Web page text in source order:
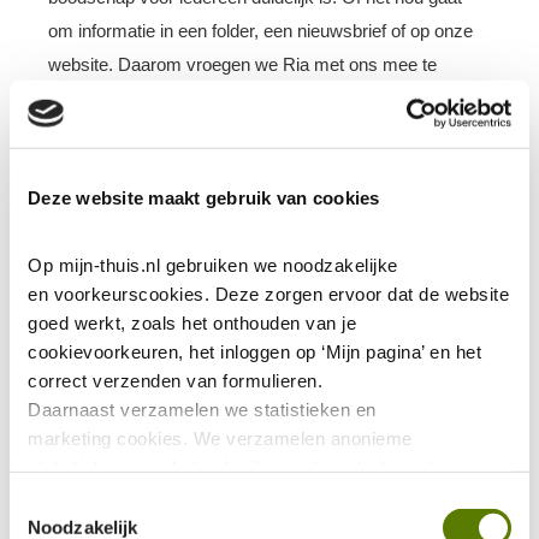
Deze website maakt gebruik van cookies
Op mijn-thuis.nl gebruiken we noodzakelijke
en voorkeurscookies. Deze zorgen ervoor dat de website
goed werkt, zoals het onthouden van je
cookievoorkeuren, het inloggen op ‘Mijn pagina’ en het
correct verzenden van formulieren.
Daarnaast verzamelen we statistieken en
marketing cookies. We verzamelen anonieme
Deze gegevens zijn niet te herleiden tot jou als persoon
Noodzakelijk
om informatie in een folder, een nieuwsbrief of op onze
website. Daarom vroegen we Ria met ons mee te
kijken. Zij kan dat als geen ander. Dat bewijst haar
verhaal.